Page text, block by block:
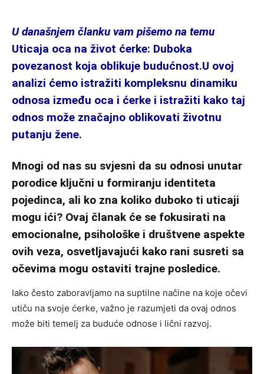
U današnjem članku vam pišemo na temu
Uticaja oca na život ćerke: Duboka
povezanost koja oblikuje budućnost.U ovoj
analizi ćemo istražiti kompleksnu dinamiku
odnosa između oca i ćerke i istražiti kako taj
odnos može značajno oblikovati životnu
putanju žene.
Mnogi od nas su svjesni da su odnosi unutar
porodice ključni u formiranju identiteta
pojedinca, ali ko zna koliko duboko ti uticaji
mogu ići? Ovaj članak će se fokusirati na
emocionalne, psihološke i društvene aspekte
ovih veza, osvetljavajući kako rani susreti sa
očevima mogu ostaviti trajne posledice.
Iako često zaboravljamo na suptilne načine na koje očevi
utiču na svoje ćerke, važno je razumjeti da ovaj odnos
može biti temelj za buduće odnose i lični razvoj.